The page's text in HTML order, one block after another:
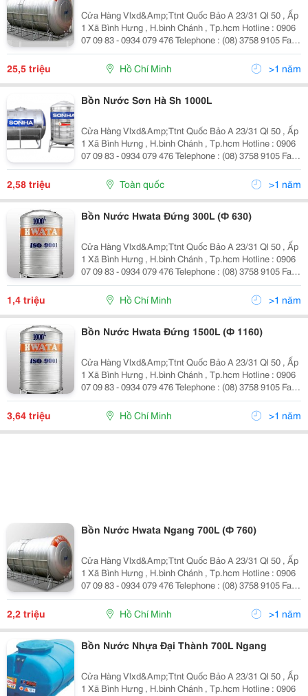
Cửa Hàng Vlxd&Amp;Ttnt Quốc Bảo A 23/31 Ql 50 , Ấp
1 Xã Bình Hưng , H.bình Chánh , Tp.hcm Hotline : 0906
07 09 83 - 0934 079 476 Telephone : (08) 3758 9105 Fax :
(08) 375 89 105 Mail : Quocbao.ttnt@Gmail.com
Website : Http://Vattunh
25,5 triệu Hồ Chí Minh >1 năm
Bồn Nước Sơn Hà Sh 1000L
Cửa Hàng Vlxd&Amp;Ttnt Quốc Bảo A 23/31 Ql 50 , Ấp
1 Xã Bình Hưng , H.bình Chánh , Tp.hcm Hotline : 0906
07 09 83 - 0934 079 476 Telephone : (08) 3758 9105 Fax :
(08) 375 89 105 Mail : Quocbao.ttnt@Gmail.com
Website :...
2,58 triệu Toàn quốc >1 năm
Bồn Nước Hwata Đứng 300L (Ф 630)
Cửa Hàng Vlxd&Amp;Ttnt Quốc Bảo A 23/31 Ql 50 , Ấp
1 Xã Bình Hưng , H.bình Chánh , Tp.hcm Hotline : 0906
07 09 83 - 0934 079 476 Telephone : (08) 3758 9105 Fax :
(08) 375 89 105 Mail : Quocbao.ttnt@Gmail.com
Website : Http://Vattunh
1,4 triệu Hồ Chí Minh >1 năm
Bồn Nước Hwata Đứng 1500L (Ф 1160)
Cửa Hàng Vlxd&Amp;Ttnt Quốc Bảo A 23/31 Ql 50 , Ấp
1 Xã Bình Hưng , H.bình Chánh , Tp.hcm Hotline : 0906
07 09 83 - 0934 079 476 Telephone : (08) 3758 9105 Fax :
(08) 375 89 105 Mail : Quocbao.ttnt@Gmail.com
Website : Http://Vattunh
3,64 triệu Hồ Chí Minh >1 năm
Bồn Nước Hwata Ngang 700L (Ф 760)
Cửa Hàng Vlxd&Amp;Ttnt Quốc Bảo A 23/31 Ql 50 , Ấp
1 Xã Bình Hưng , H.bình Chánh , Tp.hcm Hotline : 0906
07 09 83 - 0934 079 476 Telephone : (08) 3758 9105 Fax :
(08) 375 89 105 Mail : Quocbao.ttnt@Gmail.com
Website : Http://Vattunh
2,2 triệu Hồ Chí Minh >1 năm
Bồn Nước Nhựa Đại Thành 700L Ngang
Cửa Hàng Vlxd&Amp;Ttnt Quốc Bảo A 23/31 Ql 50 , Ấp
1 Xã Bình Hưng , H.bình Chánh , Tp.hcm Hotline : 0906